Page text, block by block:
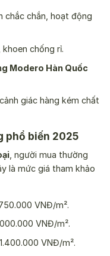
chắc chắn, hoạt động
chống rỉ.
Modero Hàn Quốc
giác hàng kém chất
phổ biến 2025
, người mua thường
là mức giá tham khảo
VNĐ/m².
VNĐ/m².
VNĐ/m².